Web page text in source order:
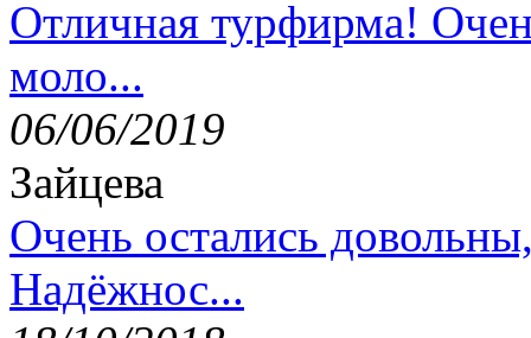
Отличная турфирма!
моло...
06/06/2019
Зайцева
Очень остались
Надёжнос...